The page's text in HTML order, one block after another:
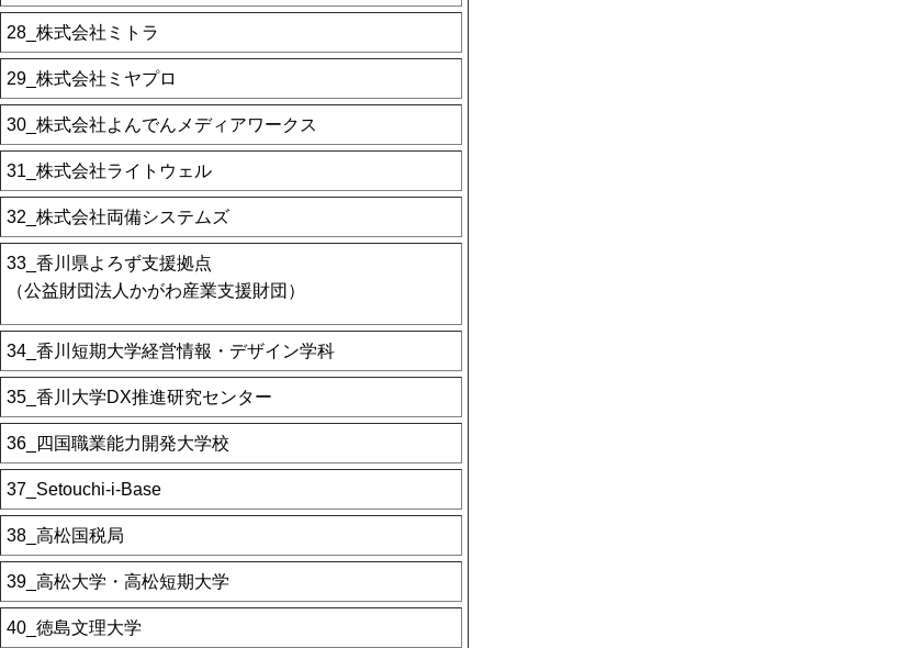
28_株式会社ミトラ
29_株式会社ミヤプロ
30_株式会社よんでんメディアワークス
31_株式会社ライトウェル
32_株式会社両備システムズ
33_香川県よろず支援拠点
（公益財団法人かがわ産業支援財団）
34_香川短期大学経営情報・デザイン学科
35_香川大学DX推進研究センター
36_四国職業能力開発大学校
37_Setouchi-i-Base
38_高松国税局
39_高松大学・高松短期大学
40_徳島文理大学